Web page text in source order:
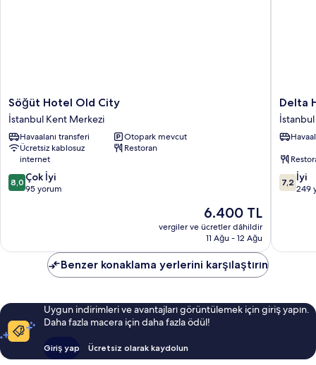
Söğüt
Hotel
Old
City
İstanbul
Kent
Merkezi
Söğüt Hotel Old City
İstanbul Kent Merkezi
Havaalanı transferi
Otopark mevcut
Ücretsiz kablosuz
internet
Restoran
10
üzerinden
yorum
8,0 Çok İyi
95 yorum
Güncel
fiyat:
6.400 TL
6.400 TL
vergiler ve ücretler dâhildir
11 Ağu - 12 Ağu
Delta
Hotel
Istanbul
İstanbul
Kent
Merkezi
Delta
10
7,2 İyi
249
Benzer konaklama yerlerini karşılaştırın
Uygun indirimleri ve avantajları görüntülemek için giriş yapın.
Daha fazla macera için daha fazla ödül!
Giriş yap Ücretsiz olarak kaydolun